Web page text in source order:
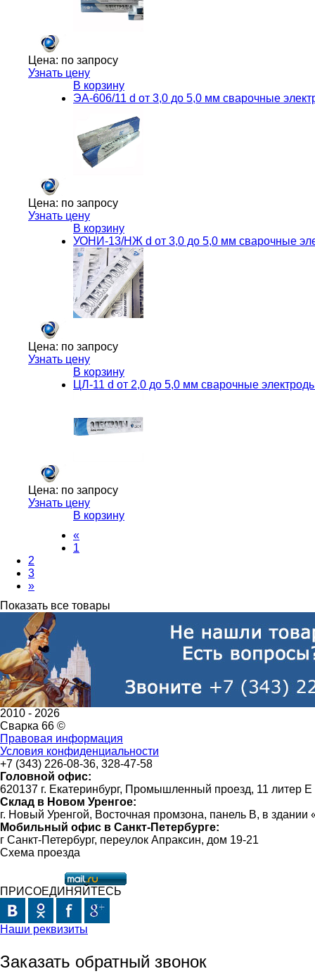
Цена: по запросу
Узнать цену
В корзину
ЭА-606/11 d от 3,0 до 5,0 мм сварочные
Цена: по запросу
Узнать цену
В корзину
УОНИ-13/НЖ d от 3,0 до 5,0 мм сварочные
Цена: по запросу
Узнать цену
В корзину
ЦЛ-11 d от 2,0 до 5,0 мм сварочные
Цена: по запросу
Узнать цену
В корзину
«
1
2
3
»
Показать все товары
2010 - 2026
Сварка 66 ©
Правовая информация
Условия конфиденциальности
+7 (343) 226-08-36, 328-47-58
Головной офис:
620137 г. Екатеринбург, Промышленный проезд, 11 литер Е
Склад в Новом Уренгое:
г. Новый Уренгой, Восточная промзона, панель В, в
Мобильный офис в Санкт-Петербурге:
г Санкт-Петербург, переулок Апраксин, дом 19-21
Схема проезда
ПРИСОЕДИНЯЙТЕСЬ
Наши реквизиты
Заказать обратный звонок